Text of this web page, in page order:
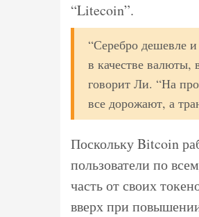
“Litecoin”.
“Серебро дешевле
в качестве валюты,
говорит Ли. “На
все дорожают, а
Поскольку Bitcoin
пользователи по
часть от своих
вверх при